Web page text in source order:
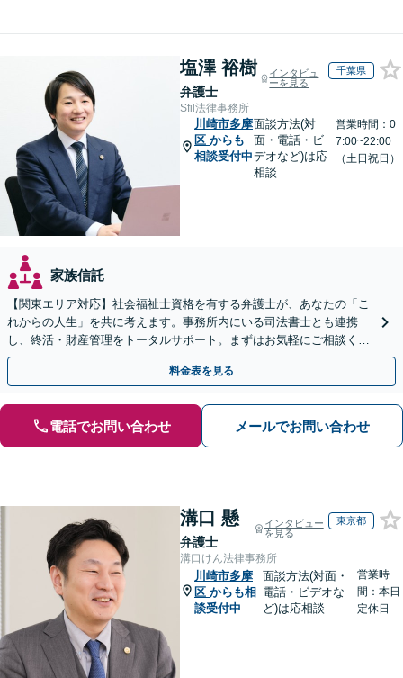
塩澤 裕樹
弁護士
インタビュ
ーを見る
千葉県
Sfil法律事務所
川崎市多摩
区 からも
相談受付中
面談方法(対
面・電話・ビ
デオなど)は応
相談
営業時間：0
7:00~22:00
（土日祝日）
家族信託
【関東エリア対応】社会福祉士資格を有する弁護士が、あなたの「こ
れからの人生」を共に考えます。事務所内にいる司法書士とも連携
し、終活・財産管理をトータルサポート。まずはお気軽にご相談くだ
さい【休日・夜間相談可】【出張相談も柔軟に対応】
料金表を見る
電話でお問い合わせ メールでお問い合わせ
溝口 懸
弁護士
インタビュー
を見る
東京都
溝口けん法律事務所
川崎市多摩
区 からも相
談受付中
面談方法(対面・
電話・ビデオな
ど)は応相談
営業時
間：本日
定休日